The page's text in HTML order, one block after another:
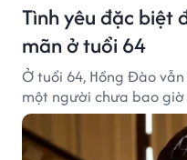
Tình yêu đặc biệt
mãn ở tuổi 64
Ở tuổi 64, Hồng Đào
một người chưa bao